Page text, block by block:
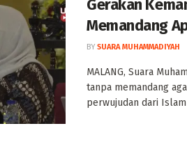
Gerakan
Memandang
BY SUARA MUHAMMADIYAH
MALANG, Suara
tanpa memandang
perwujudan dari Islam